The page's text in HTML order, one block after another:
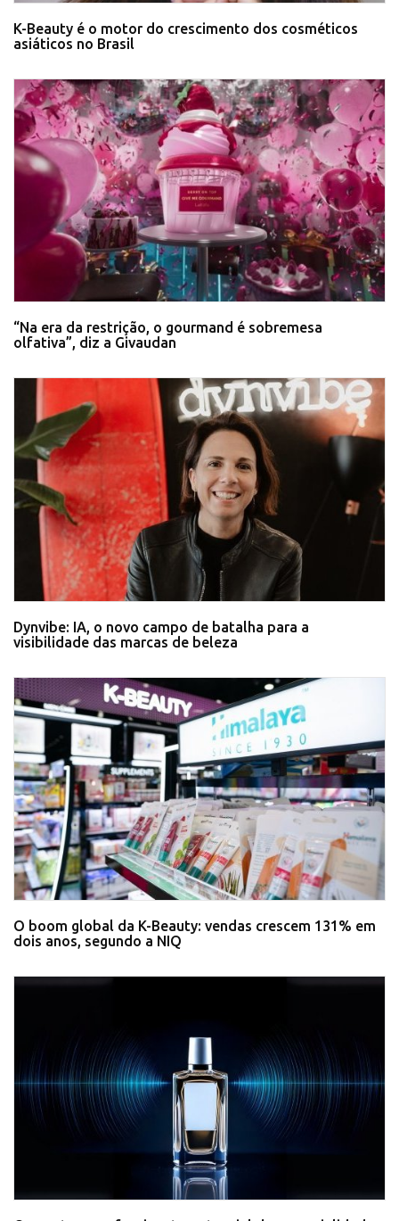
K-Beauty é o motor do crescimento dos cosméticos
asiáticos no Brasil
“Na era da restrição, o gourmand é sobremesa
olfativa”, diz a Givaudan
Dynvibe: IA, o novo campo de batalha para a
visibilidade das marcas de beleza
O boom global da K-Beauty: vendas crescem 131% em
dois anos, segundo a NIQ